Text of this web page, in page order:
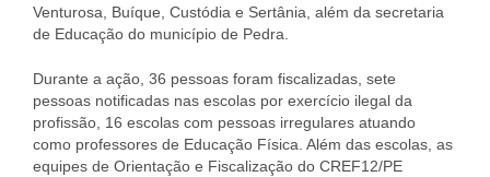
Venturosa, Buíque, Custódia e Sertânia, além da secretaria
de Educação do município de Pedra.
Durante a ação, 36 pessoas foram fiscalizadas, sete
pessoas notificadas nas escolas por exercício ilegal da
profissão, 16 escolas com pessoas irregulares atuando
como professores de Educação Física. Além das escolas, as
equipes de Orientação e Fiscalização do CREF12/PE